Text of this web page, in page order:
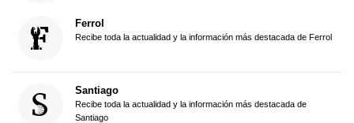
Ferrol
Recibe toda la actualidad y la información más destacada de Ferrol
Santiago
Recibe toda la actualidad y la información más destacada de
Santiago